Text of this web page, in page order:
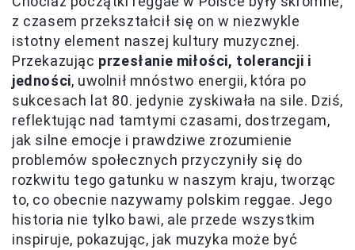
z czasem przekształcił się on w niezwykle
istotny element naszej kultury muzycznej.
Przekazując przesłanie miłości, tolerancji i
jedności, uwolnił mnóstwo energii, która po
sukcesach lat 80. jedynie zyskiwała na sile. Dziś,
reflektując nad tamtymi czasami, dostrzegam,
jak silne emocje i prawdziwe zrozumienie
problemów społecznych przyczyniły się do
rozkwitu tego gatunku w naszym kraju, tworząc
to, co obecnie nazywamy polskim reggae. Jego
historia nie tylko bawi, ale przede wszystkim
inspiruje, pokazując, jak muzyka może być